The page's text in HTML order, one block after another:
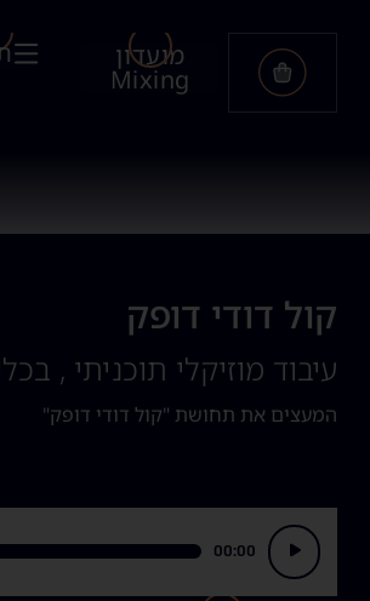
מועדון
Mixing
קול דודי דופק
עיבוד מוזיקלי תוכניתי ,
המעצים את תחושת "קול דודי דופק"
נגן
אודיו
00:00